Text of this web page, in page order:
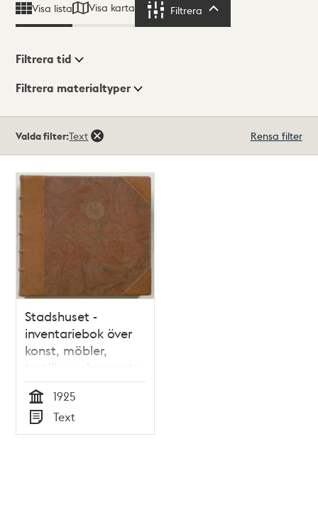
Visa lista Visa karta Filtrera
Visningsläge
Filtrera tid
Filtrera materialtyper
träffar
Valda filter:Text Rensa filter
Stadshuset -
inventariebok över
konst, möbler,
textilier och armatur
1925
Tid
1925
Typ
Text